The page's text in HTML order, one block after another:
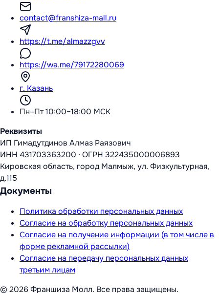
contact@franshiza-mall.ru
https://t.me/almazzgvv
https://wa.me/79172280069
г. Казань
Пн–Пт 10:00–18:00 МСК
Реквизиты
ИП Гимадутдинов Алмаз Раязович
ИНН 431703363200 · ОГРН 322435000006893
Кировская область, город Малмыж, ул. Физкультурная,
д.115
Документы
Политика обработки персональных данных
Согласие на обработку персональных данных
Согласие на получение информации (в том числе в
форме рекламной рассылки)
Согласие на передачу персональных данных
третьим лицам
© 2026 Франшиза Молл. Все права защищены.